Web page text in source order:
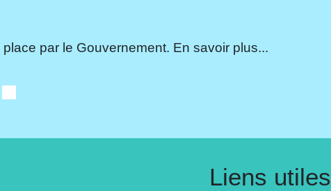
par le Gouvernement. En savoir plus...
Liens utiles